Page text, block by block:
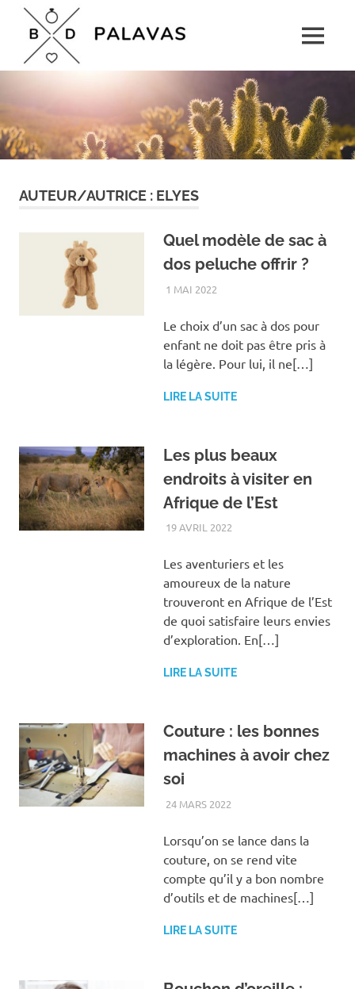
content
Boulevard
Le
détente
pour
toute
famille
MENU
AUTEUR/AUTRICE : ELYES
Quel modèle de sac à
dos peluche offrir ?
1 MAI 2022
Le choix d’un sac à dos pour
enfant ne doit pas être pris à
la légère. Pour lui, il ne[…]
LIRE LA SUITE
Les plus beaux
endroits à visiter en
Afrique de l’Est
19 AVRIL 2022
Les aventuriers et les
amoureux de la nature
trouveront en Afrique de l’Est
de quoi satisfaire leurs envies
d’exploration. En[…]
LIRE LA SUITE
Couture : les bonnes
machines à avoir chez
soi
24 MARS 2022
Lorsqu’on se lance dans la
couture, on se rend vite
compte qu’il y a bon nombre
d’outils et de machines[…]
LIRE LA SUITE